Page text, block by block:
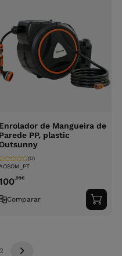
Enrolador de Mangueira de
Parede PP, plastic
AOSOM_PT
(0)
,99€
Comparar
ao
2